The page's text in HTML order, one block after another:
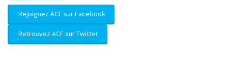
Rejoignez ACF sur Facebook
Retrouvez ACF sur Twitter